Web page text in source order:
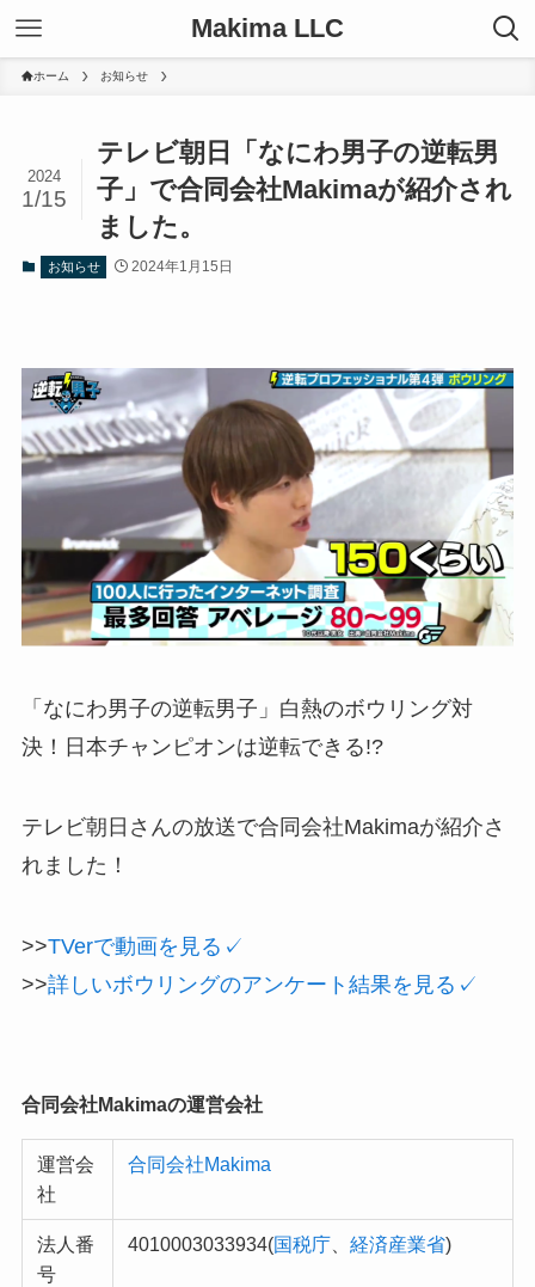
Makima LLC
ホーム お知らせ
テレビ朝日「なにわ男子の逆転男
子」で合同会社Makimaが紹介され
ました。
2024
1/15
お知らせ 2024年1月15日
「なにわ男子の逆転男子」白熱のボウリング対
決！日本チャンピオンは逆転できる!?
テレビ朝日さんの放送で合同会社Makimaが紹介さ
れました！
>>TVerで動画を見る✓
>>詳しいボウリングのアンケート結果を見る✓
合同会社Makimaの運営会社
運営会
社
合同会社Makima
法人番
号
4010003033934(国税庁 経済産業省)